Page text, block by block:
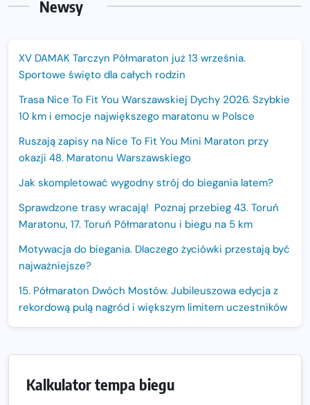
Newsy
XV DAMAK Tarczyn Półmaraton już 13 września.
Sportowe święto dla całych rodzin
Trasa Nice To Fit You Warszawskiej Dychy 2026. Szybkie
10 km i emocje największego maratonu w Polsce
Ruszają zapisy na Nice To Fit You Mini Maraton przy
okazji 48. Maratonu Warszawskiego
Jak skompletować wygodny strój do biegania latem?
Sprawdzone trasy wracają! Poznaj przebieg 43. Toruń
Maratonu, 17. Toruń Półmaratonu i biegu na 5 km
Motywacja do biegania. Dlaczego życiówki przestają być
najważniejsze?
15. Półmaraton Dwóch Mostów. Jubileuszowa edycja z
rekordową pulą nagród i większym limitem uczestników
Oficjalna koszulka LOTTO 25. Poznań Maratonu!
Kalkulator tempa biegu